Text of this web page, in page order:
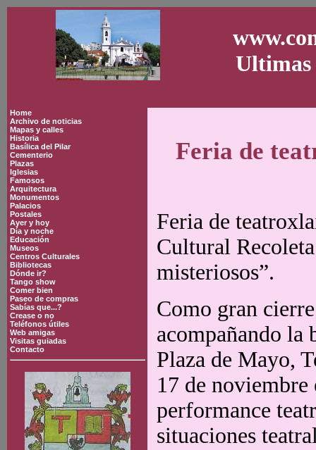
Ultimas
Home
Archivo de noticias
Mapas y calles
Historia
Basílica del Pilar
Cementerio
Plazas
Iglesias
Famosos
Arquitectura
Monumentos
Palacios
Postales
Ayer y hoy
Día y noche
Educación
Museos
Centros Culturales
Bibliotecas
Dónde ir?
Tango show
Comer bien
Paseo de compras
Sabías que...?
Crease o no
Teléfonos útiles
Web amigas
Visitas guiadas
Contacto
Feria de
Feria de
Cultural
misteriosos”.
Como gran
acompañando la
Plaza de Mayo,
17 de
performance
situaciones